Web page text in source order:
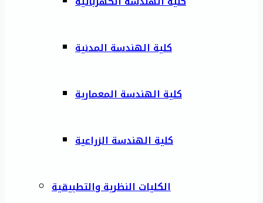
كلية الهندسة المدنية
كلية الهندسة المعمارية
كلية الهندسة الزراعية
الكليات النظرية والتطبيقية